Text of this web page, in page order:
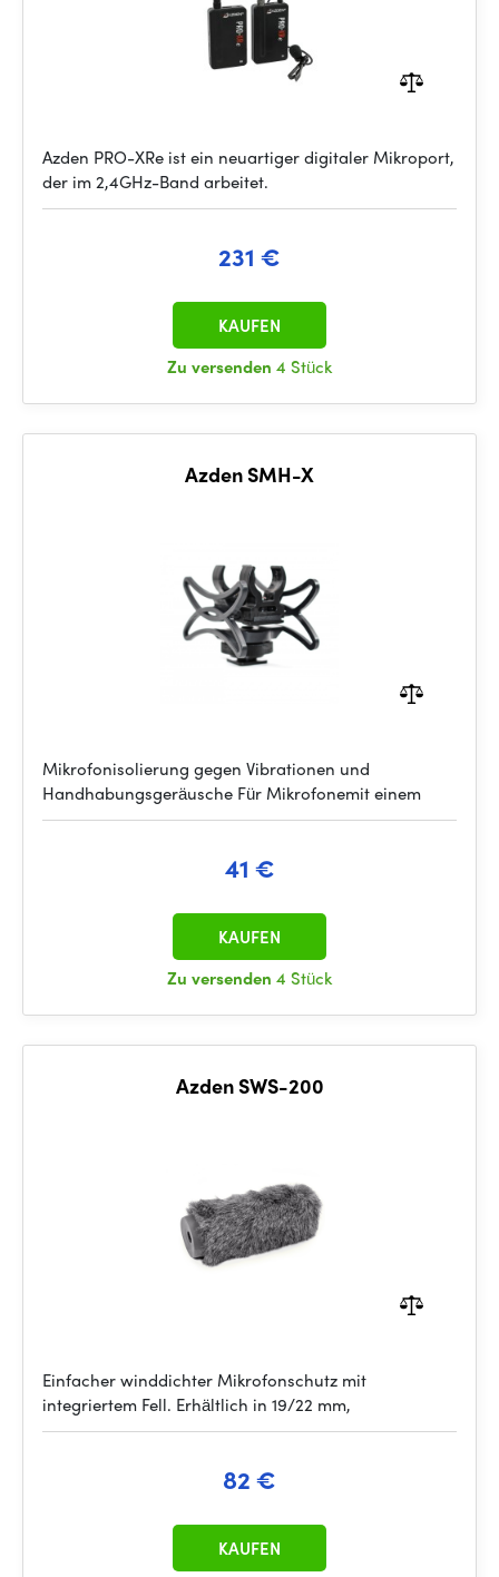
Azden PRO-XRe ist ein neuartiger digitaler Mikroport,
der im 2,4GHz-Band arbeitet.
231 €
Zu versenden 4 Stück
KAUFEN
Azden SMH-X
Mikrofonisolierung gegen Vibrationen und
Handhabungsgeräusche Für Mikrofonemit einem
41 €
Zu versenden 4 Stück
KAUFEN
Azden SWS-200
Einfacher winddichter Mikrofonschutz mit
integriertem Fell. Erhältlich in 19/22 mm,
82 €
KAUFEN